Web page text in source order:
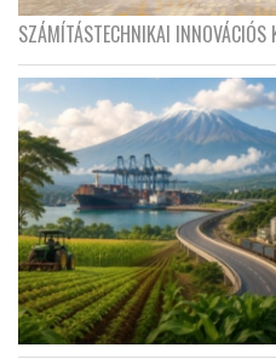
SZÁMÍTÁSTECHNIKAI INNOVÁCIÓS